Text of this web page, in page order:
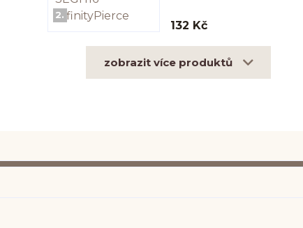
2.
132 Kč
zobrazit více produktů